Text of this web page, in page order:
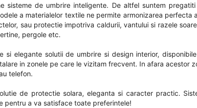
sisteme de umbrire inteligente. De altfel suntem
a materialelor textile ne permite armonizarea perfecta
sau protectie impotriva caldurii, vantului si razele
pergole etc.
si elegante solutii de umbrire si design interior,
in zonele pe care le vizitam frecvent. In afara acestor
telefon.
de protectie solara, eleganta si caracter practic.
pentru a va satisface toate preferintele!